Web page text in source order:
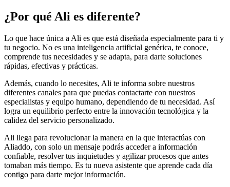
¿Por qué Ali es diferente?
Lo que hace única a Ali es que está diseñada especialmente para ti y
tu negocio. No es una inteligencia artificial genérica, te conoce,
comprende tus necesidades y se adapta, para darte soluciones
rápidas, efectivas y prácticas.
Además, cuando lo necesites, Ali te informa sobre nuestros
diferentes canales para que puedas contactarte con nuestros
especialistas y equipo humano, dependiendo de tu necesidad. Así
logra un equilibrio perfecto entre la innovación tecnológica y la
calidez del servicio personalizado.
Ali llega para revolucionar la manera en la que interactúas con
Aliaddo, con solo un mensaje podrás acceder a información
confiable, resolver tus inquietudes y agilizar procesos que antes
tomaban más tiempo. Es tu nueva asistente que aprende cada día
contigo para darte mejor información.